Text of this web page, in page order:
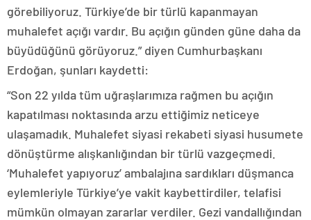
görebiliyoruz. Türkiye’de bir türlü kapanmayan
muhalefet açığı vardır. Bu açığın günden güne daha da
büyüdüğünü görüyoruz.” diyen Cumhurbaşkanı
Erdoğan, şunları kaydetti:
“Son 22 yılda tüm uğraşlarımıza rağmen bu açığın
kapatılması noktasında arzu ettiğimiz neticeye
ulaşamadık. Muhalefet siyasi rekabeti siyasi husumete
dönüştürme alışkanlığından bir türlü vazgeçmedi.
‘Muhalefet yapıyoruz’ ambalajına sardıkları düşmanca
eylemleriyle Türkiye’ye vakit kaybettirdiler, telafisi
mümkün olmayan zararlar verdiler. Gezi vandallığından